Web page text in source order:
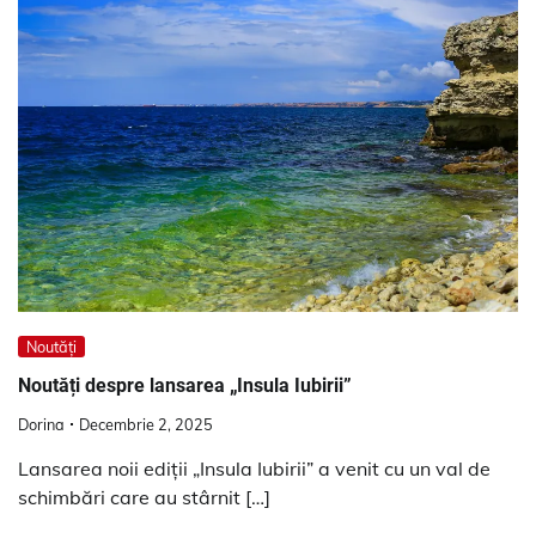
Noutăți
Noutăți despre lansarea „Insula Iubirii”
Dorina Decembrie 2, 2025
Lansarea noii ediții „Insula Iubirii” a venit cu un val de
schimbări care au stârnit […]